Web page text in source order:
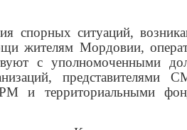
спорных ситуаций,
жителям Мордовии,
с уполномоченными
представителями
РМ и территориальными